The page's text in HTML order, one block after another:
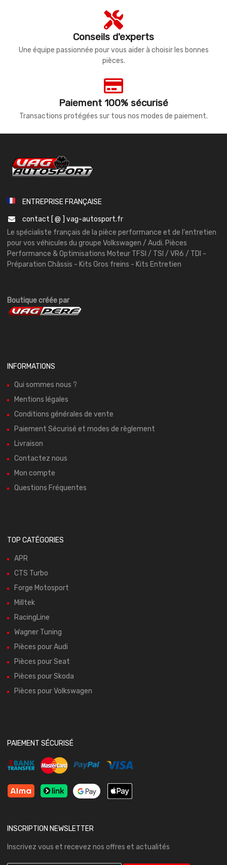
Conseils d'experts
Une équipe passionnée pour vous aider à choisir les bonnes
pièces.
Paiement 100% sécurisé
Transactions protégées sur tous nos modes de paiement.
ENTREPRISE FRANÇAISE
contact [ @ ] vag-autosport.fr
Le spécialiste français de la pièce performance et de l'entretien
pour vos véhicules du groupe Volkswagen / Audi. Pièces
Performance & Optimisations Moteur TFSI / TSI / VR6 / TDI -
Préparation Châssis - Kits Gros freins - Kits Entretien
Boutique créée par
INFORMATIONS
Qui sommes nous ?
Mentions légales
Conditions générales de vente
Paiement Sécurisé et modes de règlement
Livraison
Contactez nous
Mon compte
Questions Fréquentes
TOP CATÉGORIES
APR
CTS Turbo
Forge Motosport
Milltek
RacingLine
Wagner Tuning
Pièces pour Audi
Pièces pour Seat
Pièces pour Skoda
Pièces pour Volkswagen
PAIEMENT SÉCURISÉ
INSCRIPTION NEWSLETTER
Inscrivez vous et recevez nos offres et actualités